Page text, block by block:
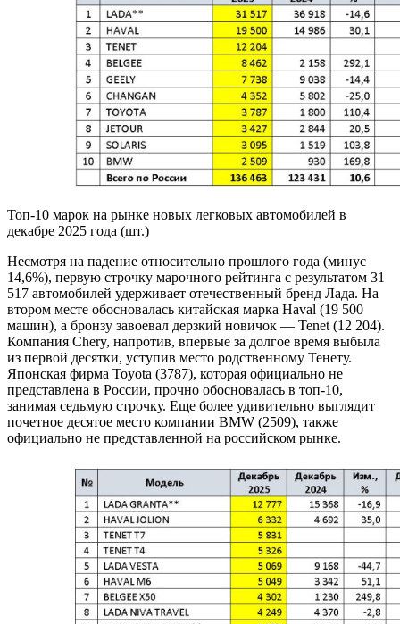
Топ-10 марок на рынке новых легковых автомобилей в
декабре 2025 года (шт.)
Несмотря на падение относительно прошлого года (минус
14,6%), первую строчку марочного рейтинга с результатом 31
517 автомобилей удерживает отечественный бренд Лада. На
втором месте обосновалась китайская марка Haval (19 500
машин), а бронзу завоевал дерзкий новичок — Tenet (12 204).
Компания Chery, напротив, впервые за долгое время выбыла
из первой десятки, уступив место родственному Тенету.
Японская фирма Toyota (3787), которая официально не
представлена в России, прочно обосновалась в топ-10,
занимая седьмую строчку. Еще более удивительно выглядит
почетное десятое место компании BMW (2509), также
официально не представленной на российском рынке.